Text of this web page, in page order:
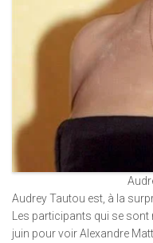
Audrey Tautou est, à la
Les participants qui se sont
juin pour voir Alexandre